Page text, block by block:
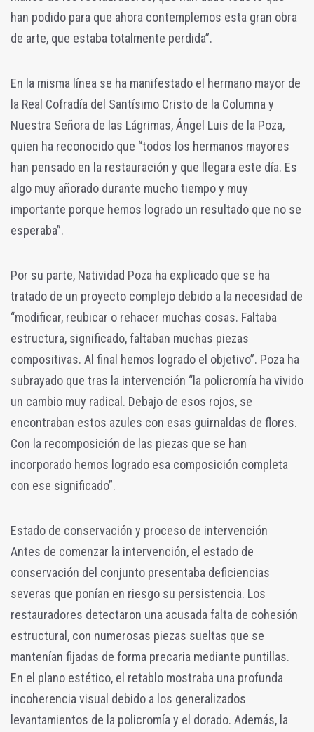
han podido para que ahora contemplemos esta gran obra
de arte, que estaba totalmente perdida”.
En la misma línea se ha manifestado el hermano mayor de
la Real Cofradía del Santísimo Cristo de la Columna y
Nuestra Señora de las Lágrimas, Ángel Luis de la Poza,
quien ha reconocido que “todos los hermanos mayores
han pensado en la restauración y que llegara este día. Es
algo muy añorado durante mucho tiempo y muy
importante porque hemos logrado un resultado que no se
esperaba”.
Por su parte, Natividad Poza ha explicado que se ha
tratado de un proyecto complejo debido a la necesidad de
“modificar, reubicar o rehacer muchas cosas. Faltaba
estructura, significado, faltaban muchas piezas
compositivas. Al final hemos logrado el objetivo”. Poza ha
subrayado que tras la intervención “la policromía ha vivido
un cambio muy radical. Debajo de esos rojos, se
encontraban estos azules con esas guirnaldas de flores.
Con la recomposición de las piezas que se han
incorporado hemos logrado esa composición completa
con ese significado”.
Estado de conservación y proceso de intervención
Antes de comenzar la intervención, el estado de
conservación del conjunto presentaba deficiencias
severas que ponían en riesgo su persistencia. Los
restauradores detectaron una acusada falta de cohesión
estructural, con numerosas piezas sueltas que se
mantenían fijadas de forma precaria mediante puntillas.
En el plano estético, el retablo mostraba una profunda
incoherencia visual debido a los generalizados
levantamientos de la policromía y el dorado. Además, la